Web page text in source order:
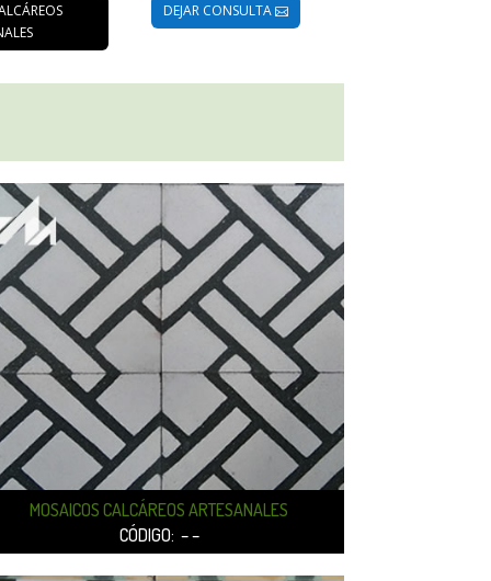
DEJAR CONSULTA
MOSAICO
CÓDIGO: COLOR 029
MOSAICOS CALCÁREOS ARTESANALES
CÓDIGO: – –